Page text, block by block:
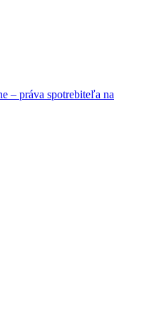
– práva spotrebiteľa na